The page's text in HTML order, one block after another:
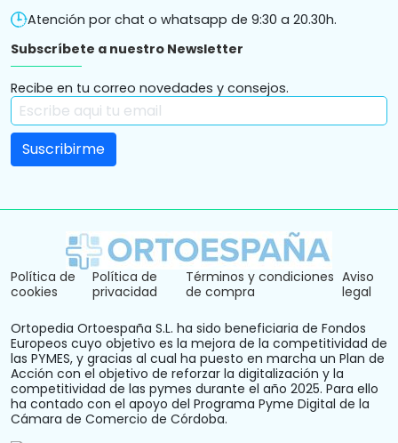
Atención por chat o whatsapp de 9:30 a 20.30h.
Subscríbete a nuestro Newsletter
Recibe en tu correo novedades y consejos.
Política de
cookies
Política de
privacidad
Términos y condiciones
de compra
Aviso
legal
Ortopedia Ortoespaña S.L. ha sido beneficiaria de Fondos
Europeos cuyo objetivo es la mejora de la competitividad de
las PYMES, y gracias al cual ha puesto en marcha un Plan de
Acción con el objetivo de reforzar la digitalización y la
competitividad de las pymes durante el año 2025. Para ello
ha contado con el apoyo del Programa Pyme Digital de la
Cámara de Comercio de Córdoba.